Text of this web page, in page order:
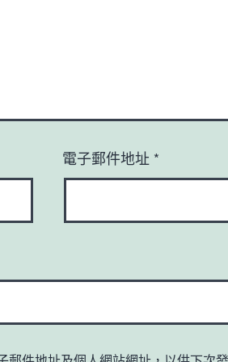
電子郵件地址 *